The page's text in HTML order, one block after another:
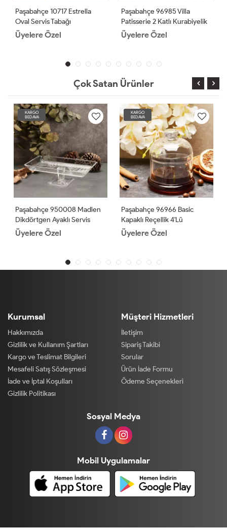
Paşabahçe 10717 Estrella
Oval Servis Tabağı
Üyelere Özel
Paşabahçe 96985 Villa
Patisserie 2 Katlı Kurabiyelik
2 Adet
Üyelere Özel
Çok Satan Ürünler
KARGO
BEDAVA
Paşabahçe 950008 Madlen
Dikdörtgen Ayaklı Servis
Tabağı
Üyelere Özel
KARGO
BEDAVA
Paşabahçe 96966 Basic
Kapaklı Reçellik 4'lü
Üyelere Özel
Kurumsal
Hakkımızda
Gizlilik ve Kullanım Şartları
Kargo ve Teslimat Bilgileri
Mesafeli Satış Sözleşmesi
İade ve İptal Koşulları
Gizlilik Politikası
Müşteri Hizmetleri
İletişim
Sipariş Takibi
Sorular
Ürün İade Formu
Ödeme Seçenekleri
Sosyal Medya
Mobil Uygulamalar